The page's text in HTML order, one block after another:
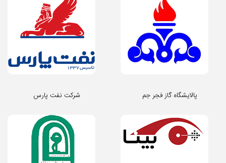
شرکت نفت پارس پالایشگاه گاز فجر جم